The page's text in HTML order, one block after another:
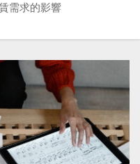
需求的影響